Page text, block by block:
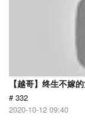
【越哥】终生不嫁
# 332
2020-10-12 09:40